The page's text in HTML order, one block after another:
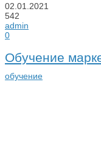
02.01.2021
542
admin
0
Обучение
обучение